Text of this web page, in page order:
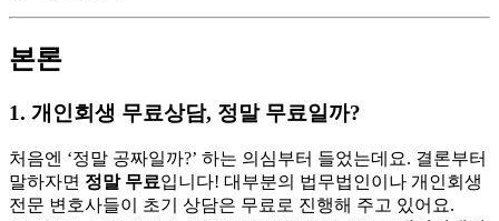
본론
1. 개인회생 무료상담, 정말 무료일까?
처음엔 ‘정말 공짜일까?’ 하는 의심부터 들었는데요. 결론부터
말하자면 정말 무료입니다! 대부분의 법무법인이나 개인회생
전문 변호사들이 초기 상담은 무료로 진행해 주고 있어요.